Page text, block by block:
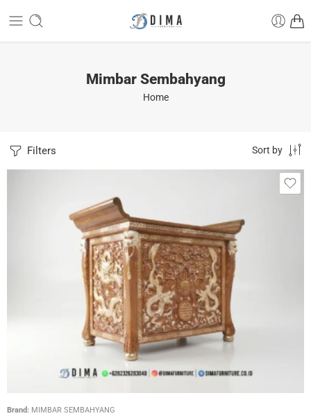
Mimbar Sembahyang
Home
Filters Sort by
Brand: MIMBAR SEMBAHYANG